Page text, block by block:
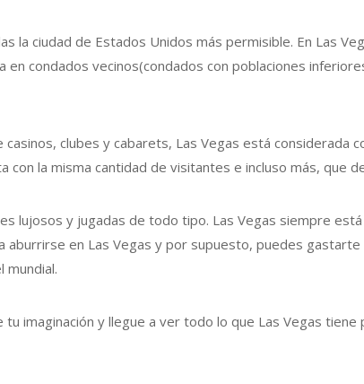
la ciudad de Estados Unidos más permisible. En Las
condados vecinos(condados con poblaciones
clubes y cabarets, Las Vegas está considerada
la misma cantidad de visitantes e incluso más, que
lujosos y jugadas de todo tipo. Las Vegas siempre
en Las Vegas y por supuesto, puedes
mundial.
tu imaginación y llegue a ver todo lo que Las Vegas